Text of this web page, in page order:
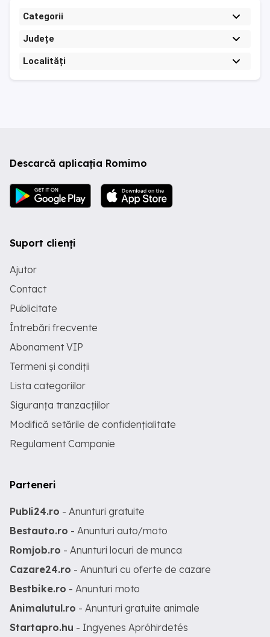
Categorii
Județe
Localități
Descarcă aplicația Romimo
Suport clienți
Ajutor
Contact
Publicitate
Întrebări frecvente
Abonament VIP
Termeni și condiții
Lista categoriilor
Siguranța tranzacțiilor
Modifică setările de confidențialitate
Regulament Campanie
Parteneri
Publi24.ro - Anunturi gratuite
Bestauto.ro - Anunturi auto/moto
Romjob.ro - Anunturi locuri de munca
Cazare24.ro - Anunturi cu oferte de cazare
Bestbike.ro - Anunturi moto
Animalutul.ro - Anunturi gratuite animale
Startapro.hu - Ingyenes Apróhirdetés